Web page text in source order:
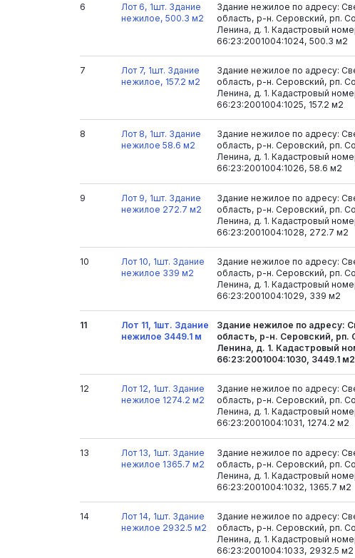
6
Лот 6, 1шт. Здание
нежилое, 500.3 м2
Здание нежилое по адресу:
область, р-н. Серовский, рп.
Ленина, д. 1. Кадастровый
66:23:2001004:1024, 500.3 м2
7
Лот 7, 1шт. Здание
нежилое, 157.2 м2
Здание нежилое по адресу:
область, р-н. Серовский, рп.
Ленина, д. 1. Кадастровый
66:23:2001004:1025, 157.2 м2
8
Лот 8, 1шт. Здание
нежилое 58.6 м2
Здание нежилое по адресу:
область, р-н. Серовский, рп.
Ленина, д. 1. Кадастровый
66:23:2001004:1026, 58.6 м2
9
Лот 9, 1шт. Здание
нежилое 272.7 м2
Здание нежилое по адресу:
область, р-н. Серовский, рп.
Ленина, д. 1. Кадастровый
66:23:2001004:1028, 272.7 м2
10
Лот 10, 1шт. Здание
нежилое 339 м2
Здание нежилое по адресу:
область, р-н. Серовский, рп.
Ленина, д. 1. Кадастровый
66:23:2001004:1029, 339 м2
11
Лот 11, 1шт. Здание
нежилое 3449.1 м
Здание нежилое по адресу:
область, р-н. Серовский, рп.
Ленина, д. 1. Кадастровый
66:23:2001004:1030, 3449.1 м2
12
Лот 12, 1шт. Здание
нежилое 1274.2 м2
Здание нежилое по адресу:
область, р-н. Серовский, рп.
Ленина, д. 1. Кадастровый
66:23:2001004:1031, 1274.2 м2
13
Лот 13, 1шт. Здание
нежилое 1365.7 м2
Здание нежилое по адресу:
область, р-н. Серовский, рп.
Ленина, д. 1. Кадастровый
66:23:2001004:1032, 1365.7 м2
14
Лот 14, 1шт. Здание
нежилое 2932.5 м2
Здание нежилое по адресу:
область, р-н. Серовский, рп.
Ленина, д. 1. Кадастровый
66:23:2001004:1033, 2932.5 м2